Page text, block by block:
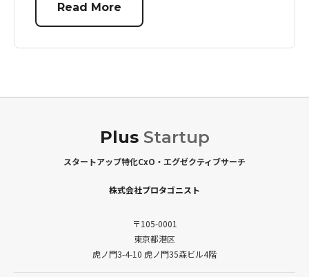
Read More
Plus Startup
スタートアップ特化CxO・エグゼクティブサーチ
株式会社プロタゴニスト
〒105-0001
東京都港区
虎ノ門3-4-10 虎ノ門35森ビル4階